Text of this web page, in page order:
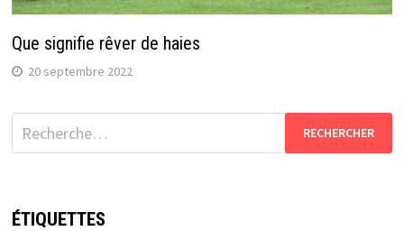
Que signifie rêver de haies
20 septembre 2022
Rechercher :
ÉTIQUETTES